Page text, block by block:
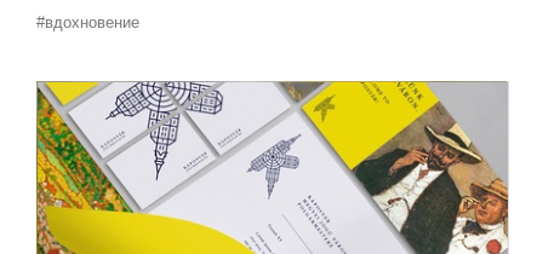
#вдохновение